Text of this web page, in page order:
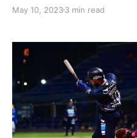
de mayo de 2023.
coinciden en un terreno
May 10, 20233 min read